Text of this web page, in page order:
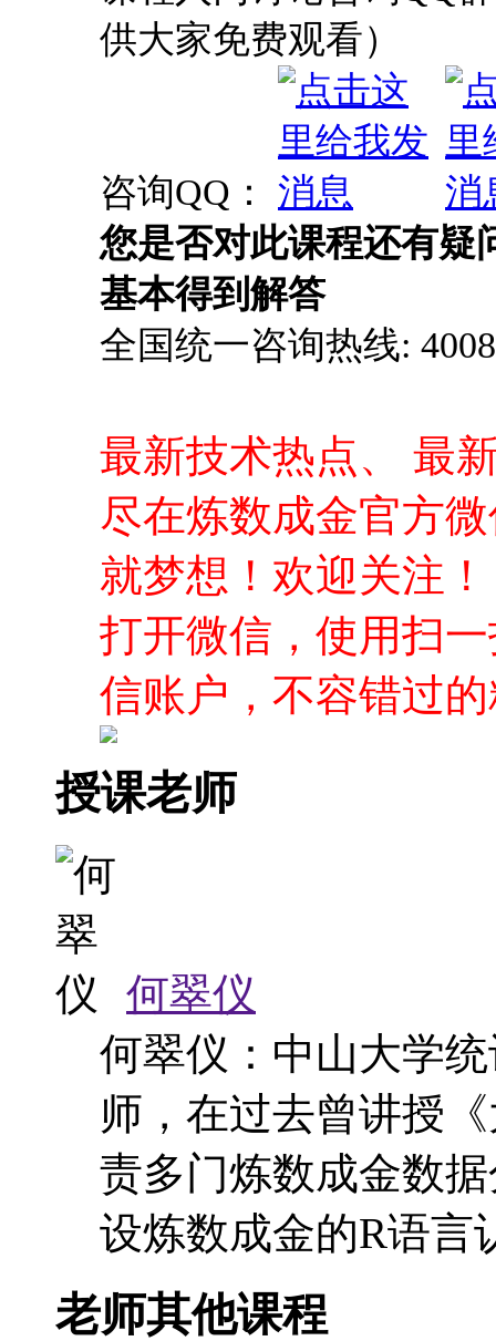
供大家免费观看）
咨询QQ：
您是否对此课程还有疑
基本得到解答
全国统一咨询热线:
最新技术热点、 最
尽在炼数成金官方
就梦想！欢迎关注！
打开微信，使用扫
信账户，不容错过
授课老师
何翠仪
何翠仪：中山大学
师，在过去曾讲授
责多门炼数成金数
设炼数成金的R语言
老师其他课程